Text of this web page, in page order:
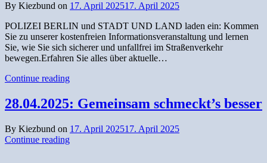
By Kiezbund on 17. April 202517. April 2025
POLIZEI BERLIN und STADT UND LAND laden ein: Kommen
Sie zu unserer kostenfreien Informationsveranstaltung und lernen
Sie, wie Sie sich sicherer und unfallfrei im Straßenverkehr
bewegen.Erfahren Sie alles über aktuelle…
Continue reading
28.04.2025: Gemeinsam schmeckt’s besser
By Kiezbund on 17. April 202517. April 2025
Continue reading